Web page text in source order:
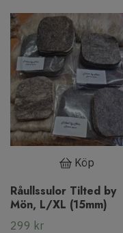
Köp
Råullssulor Tilted by
Mön, L/XL (15mm)
299 kr